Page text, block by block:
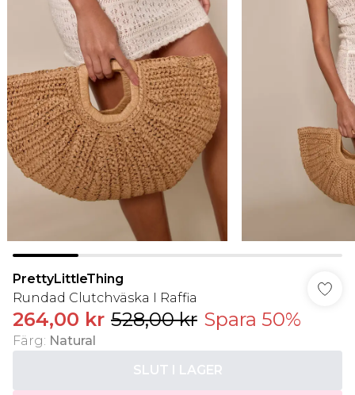
PrettyLittleThing
Rundad Clutchväska I Raffia
264,00 kr 528,00 kr Spara 50%
Färg: Natural
SLUT I LAGER